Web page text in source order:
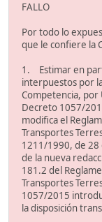
FALLO
Por todo lo
que le confiere la
1. Estimar en
interpuestos por
Competencia, por
Decreto 1057/
modifica el
Transportes
1211/1990, de 28
de la nueva
181.2 del
Transportes
1057/2015
la disposición